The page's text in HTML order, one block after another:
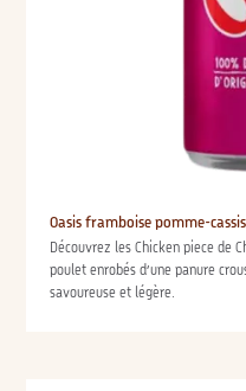
Oasis framboise pomme-cassis
Découvrez les Chicken piece de
poulet enrobés d’une panure
savoureuse et légère.